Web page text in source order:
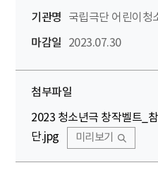
기관명
국립극단 어린이청
마감일
2023.07.30
첨부파일
2023 청소년극 창작벨트_
단.jpg
미리보기